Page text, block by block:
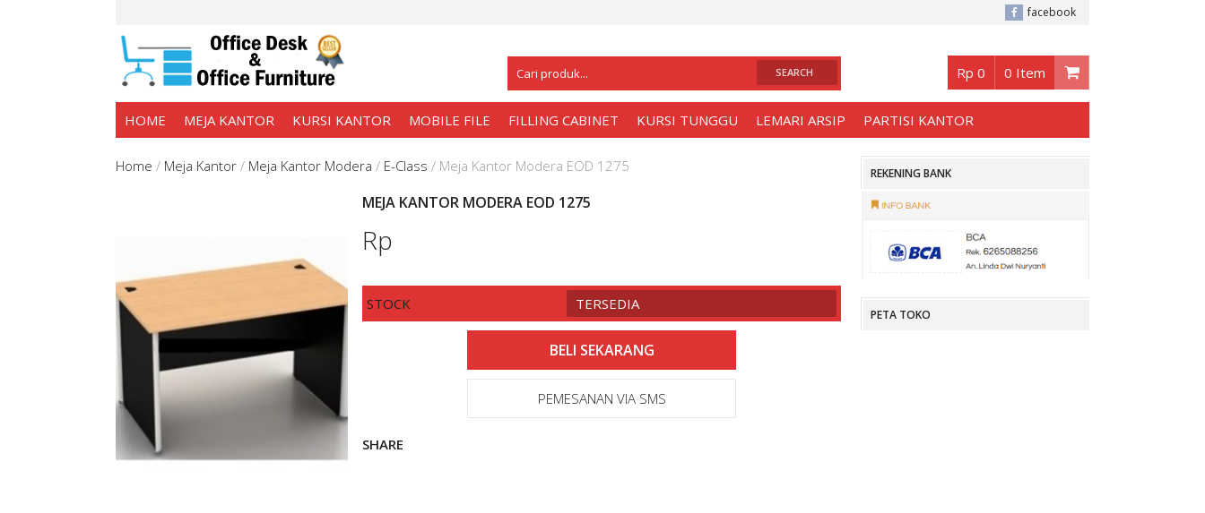
, Buka jam 08.30 s/d jam 17.00 , Sabtu - Minggu 08.30 s/d 14.00.
facebook
Rp 0 0 Item
HOME MEJA KANTOR KURSI KANTOR MOBILE FILE FILLING CABINET KURSI TUNGGU LEMARI ARSIP PARTISI KANTOR
Home / Meja Kantor/ Meja Kantor Modera / E-Class / Meja Kantor Modera EOD 1275
MEJA KANTOR MODERA EOD 1275
Rp
STOCK TERSEDIA
PEMESANAN VIA SMS
SHARE
REKENING BANK
PETA TOKO